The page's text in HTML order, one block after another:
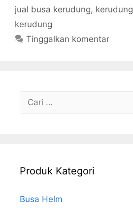
jual busa kerudung, kerudung
kerudung
Tinggalkan komentar
untuk:
Produk Kategori
Busa Helm